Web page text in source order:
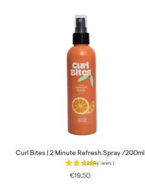
Curl Bites | 2 Minute Refresh Spray /200ml
( 22 Reviews )
Price
€19,50